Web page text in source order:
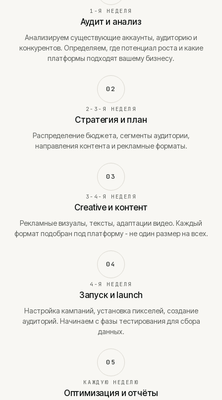
1-Я НЕДЕЛЯ
Аудит и анализ
Анализируем существующие аккаунты, аудиторию и
конкурентов. Определяем, где потенциал роста и какие
платформы подходят вашему бизнесу.
02
2-3-Я НЕДЕЛЯ
Стратегия и план
Распределение бюджета, сегменты аудитории,
направления контента и рекламные форматы.
03
3-4-Я НЕДЕЛЯ
Creative и контент
Рекламные визуалы, тексты, адаптации видео. Каждый
формат подобран под платформу - не один размер на всех.
04
4-Я НЕДЕЛЯ
Запуск и launch
Настройка кампаний, установка пикселей, создание
аудиторий. Начинаем с фазы тестирования для сбора
данных.
05
КАЖДУЮ НЕДЕЛЮ
Оптимизация и отчёты